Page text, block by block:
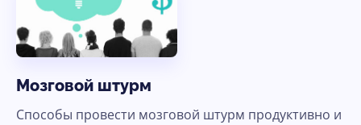
Мозговой штурм
Способы провести мозговой штурм продуктивно и